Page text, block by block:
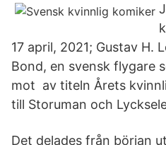
17 april, 2021; Gustav H.
Bond, en svensk flygare
mot av titeln Årets
till Storuman och
Det delades från början